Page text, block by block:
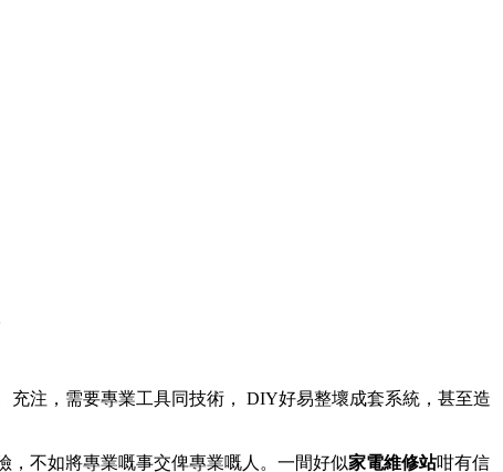
注，需要專業工具同技術， DIY好易整壞成套系統，甚至造
，不如將專業嘅事交俾專業嘅人。一間好似家電維修站咁有信